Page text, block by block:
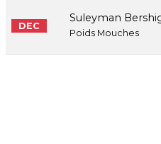
DEC
Suleyman
Poids Mouches